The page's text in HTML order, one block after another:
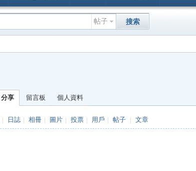
帖子 搜索
分享 留言板 個人資料
| 日誌 | 相冊 | 圖片 | 投票 | 用戶 | 帖子 | 文章